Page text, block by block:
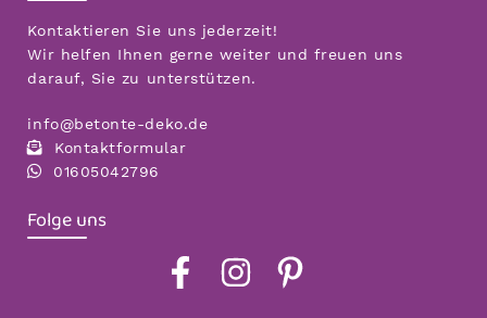
Kontaktieren Sie uns jederzeit!
Wir helfen Ihnen gerne weiter und freuen uns
darauf, Sie zu unterstützen.
info@betonte-deko.de
Kontaktformular
01605042796
Folge uns